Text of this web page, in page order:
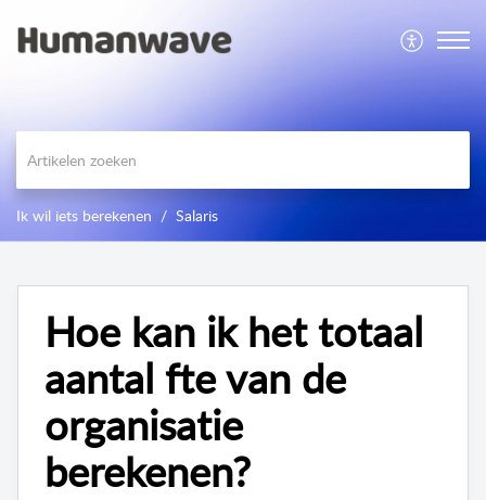
Ik wil iets berekenen Salaris
Hoe kan ik het totaal
aantal fte van de
organisatie
berekenen?